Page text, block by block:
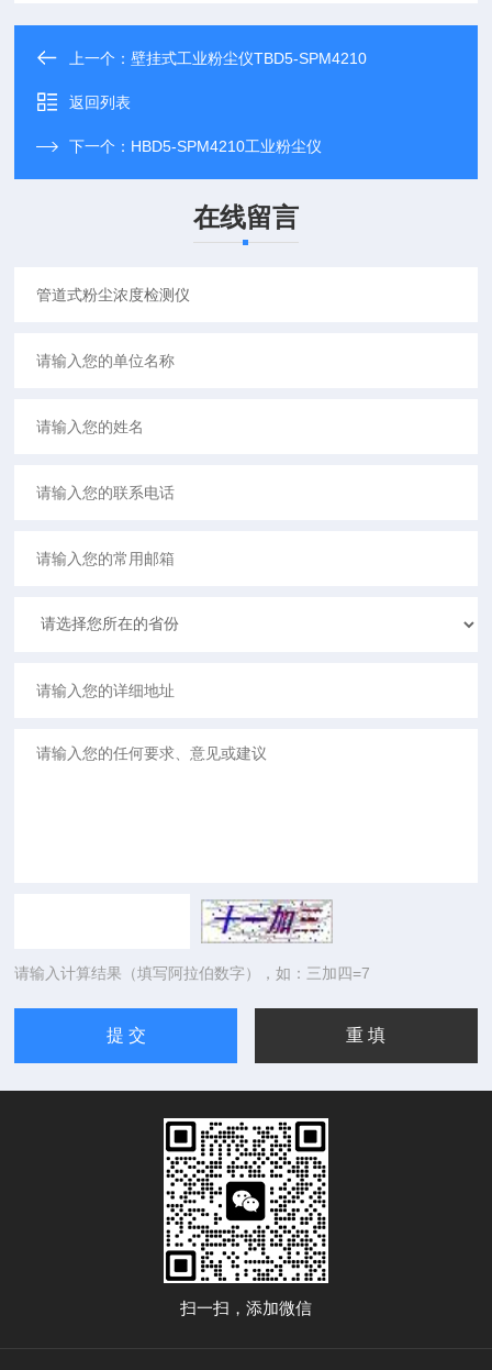
上一个：壁挂式工业粉尘仪TBD5-SPM4210
返回列表
下一个： HBD5-SPM4210工业粉尘仪
在线留言
请输入计算结果（填写阿拉伯数字），如：三加四=7
扫一扫，添加微信